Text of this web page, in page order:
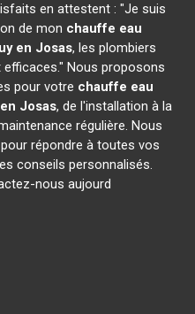
en attestent : "Je suis
de mon chauffe eau
en Josas, les plombiers
Nous proposons
pour votre chauffe eau
Josas, de l'installation à la
régulière. Nous
répondre à toutes vos
conseils personnalisés.
nous aujourd